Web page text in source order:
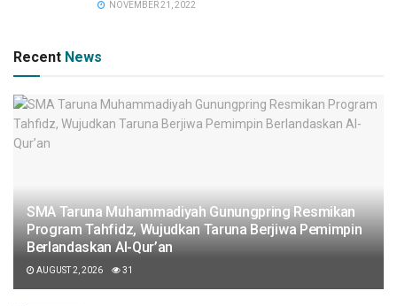
NOVEMBER 21, 2022
Recent News
SMA Taruna Muhammadiyah Gunungpring Resmikan
Program Tahfidz, Wujudkan Taruna Berjiwa Pemimpin
Berlandaskan Al-Qur’an
AUGUST 2, 2026 31